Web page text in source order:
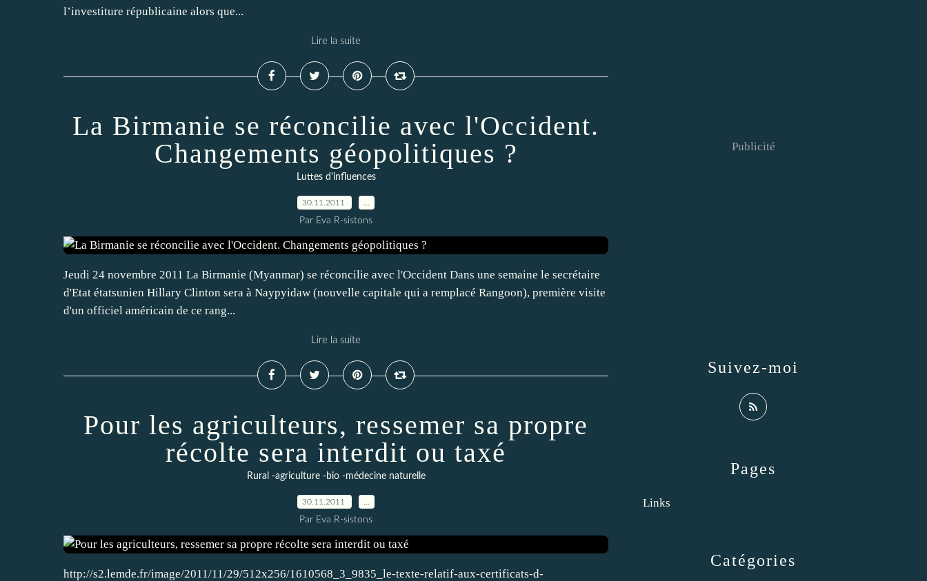
l’investiture républicaine alors que...
Lire la suite
La Birmanie se réconcilie avec l'Occident.
Changements géopolitiques ?
Luttes d'influences
30.11.2011
Par Eva R-sistons
Jeudi 24 novembre 2011 La Birmanie (Myanmar) se réconcilie avec l'Occident Dans une semaine le secrétaire
d'Etat étatsunien Hillary Clinton sera à Naypyidaw (nouvelle capitale qui a remplacé Rangoon), première visite
d'un officiel américain de ce rang...
Lire la suite
Pour les agriculteurs, ressemer sa propre
récolte sera interdit ou taxé
Rural -agriculture -bio -médecine naturelle
30.11.2011
Par Eva R-sistons
http://s2.lemde.fr/image/2011/11/29/512x256/1610568_3_9835_le-texte-relatif-aux-certificats-d-
Catégories
Pages
Links
Suivez-moi
Publicité